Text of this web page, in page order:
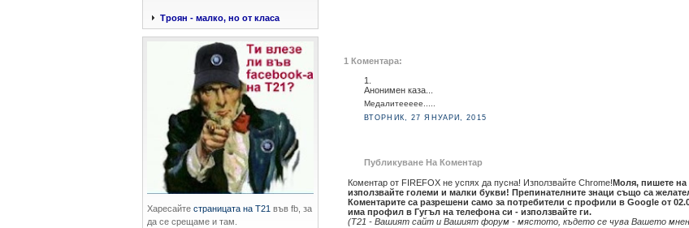
Троян - малко, но от класа
Харесайте страницата на Т21 във fb, за
да се срещаме и там.
1 Коментара:
1.
Анонимен каза...
Медалитеееее.....
ВТОРНИК, 27 ЯНУАРИ, 2015
Публикуване На Коментар
Коментар от FIREFOX не успях да пусна! Използвайте Chrome!Моля, пишете на
използвайте големи и малки букви! Препинателните знаци също са
Коментарите са разрешени само за потребители с профили в Google от
има профил в Гугъл на телефона си - използвайте ги.
(Т21 - Вашият сайт и Вашият форум - мястото, където се чува Вашето